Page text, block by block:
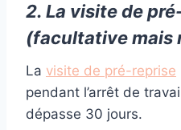
2. La visite de
(facultative mais
La visite de pré-reprise
pendant l’arrêt de
dépasse 30 jours.